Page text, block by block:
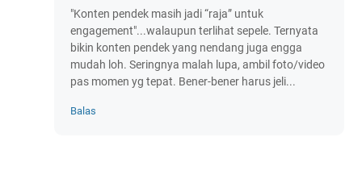
"Konten pendek masih jadi “raja” untuk
engagement"...walaupun terlihat sepele. Ternyata
bikin konten pendek yang nendang juga engga
mudah loh. Seringnya malah lupa, ambil foto/video
pas momen yg tepat. Bener-bener harus jeli...
Balas